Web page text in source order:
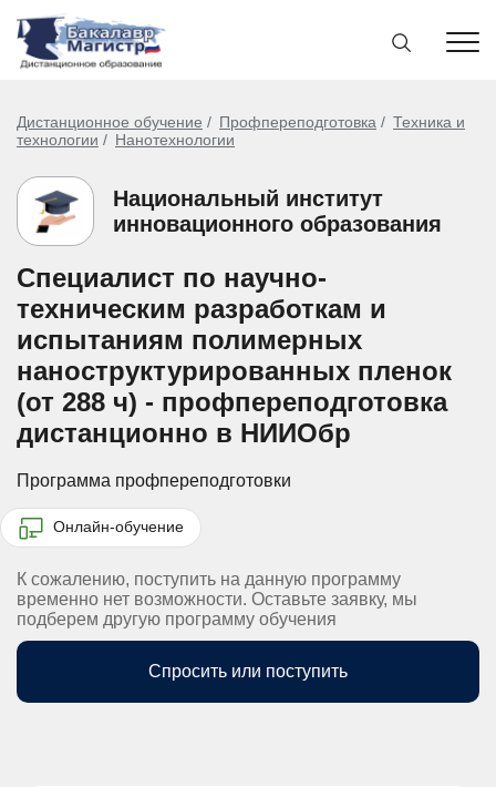
Дистанционное обучение Профпереподготовка
Техника и
технологии
Нанотехнологии
Национальный институт
инновационного образования
Специалист по научно-
техническим разработкам и
испытаниям полимерных
наноструктурированных пленок
(от 288 ч) - профпереподготовка
дистанционно в НИИОбр
Программа профпереподготовки
Онлайн-обучение
К сожалению, поступить на данную программу
временно нет возможности. Оставьте заявку, мы
подберем другую программу обучения
Спросить или поступить